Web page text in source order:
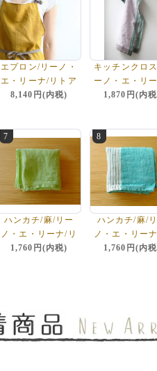
エプロン/リーノ・
エ・リーナ/リトア
ニアリネン/麻/lino
8,140円(内税)
キッチンクロ
ーノ・エ・リ
リトアニアリネ
リーン
1,870円(内
ハンカチ/麻/リー
ノ・エ・リーナ/リ
トアニアリネン/lino
1,760円(内税)
7
ハンカチ/麻/
ノ・エ・リー
トアニアリネン
1,760円(内
8